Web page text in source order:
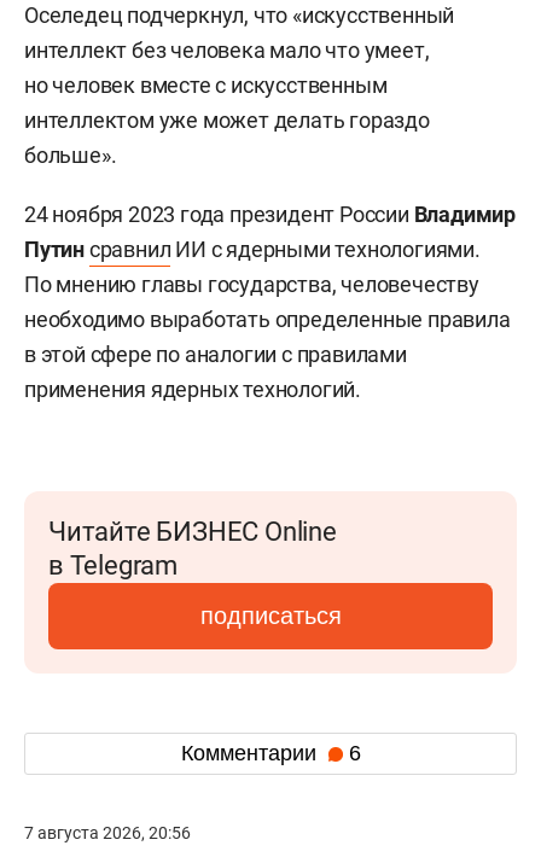
Оселедец подчеркнул, что «искусственный
интеллект без человека мало что умеет,
но человек вместе с искусственным
интеллектом уже может делать гораздо
больше».
24 ноября 2023 года президент России Владимир
Путинсравнил ИИ с ядерными технологиями.
По мнению главы государства, человечеству
необходимо выработать определенные правила
в этой сфере по аналогии с правилами
применения ядерных технологий.
Читайте БИЗНЕС Online
в Telegram
подписаться
Комментарии 6
7 августа 2026, 20:56